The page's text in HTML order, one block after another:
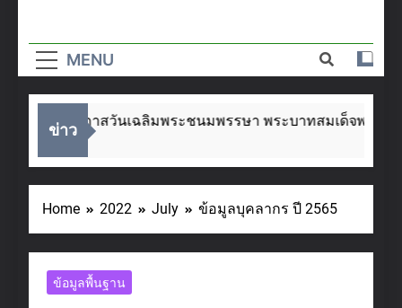
อาชีวศึกษา
นครสวรรค์
MENU
ข่าว
เนื่องในโอกาสวันเฉลิมพระชนมพรรษา พระบาทสมเด็จพระเจ้
Home 2022 July ข้อมูลบุคลากร ปี 2565
ข้อมูลพื้นฐาน